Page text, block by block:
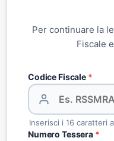
Per continuare la
Fiscale
Codice Fiscale *
Inserisci i 16 caratteri
Numero Tessera *